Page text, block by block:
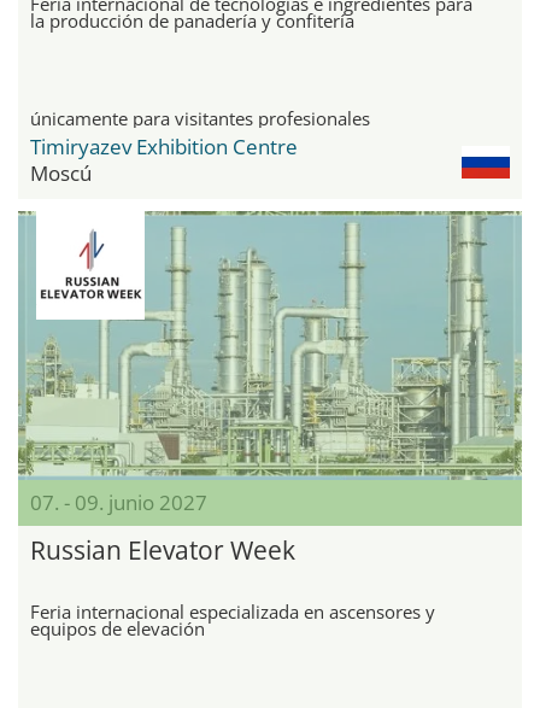
la producción de panadería y confitería
únicamente para visitantes profesionales
Timiryazev Exhibition Centre
Moscú
07. - 09. junio 2027
Russian Elevator Week
Feria internacional especializada en ascensores y
equipos de elevación